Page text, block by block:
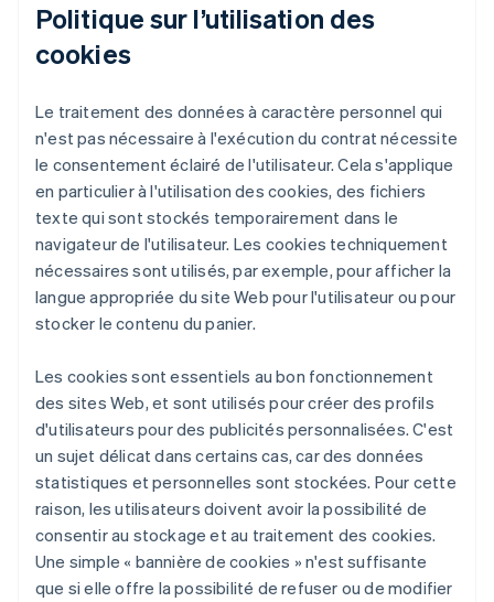
Politique sur l’utilisation des
cookies
Le traitement des données à caractère personnel qui
n'est pas nécessaire à l'exécution du contrat nécessite
le consentement éclairé de l'utilisateur. Cela s'applique
en particulier à l'utilisation des cookies, des fichiers
texte qui sont stockés temporairement dans le
navigateur de l'utilisateur. Les cookies techniquement
nécessaires sont utilisés, par exemple, pour afficher la
langue appropriée du site Web pour l'utilisateur ou pour
stocker le contenu du panier.
Les cookies sont essentiels au bon fonctionnement
des sites Web, et sont utilisés pour créer des profils
d'utilisateurs pour des publicités personnalisées. C'est
un sujet délicat dans certains cas, car des données
statistiques et personnelles sont stockées. Pour cette
raison, les utilisateurs doivent avoir la possibilité de
consentir au stockage et au traitement des cookies.
Une simple « bannière de cookies » n'est suffisante
que si elle offre la possibilité de refuser ou de modifier